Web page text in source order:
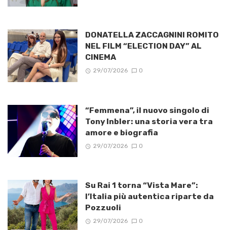
DONATELLA ZACCAGNINI ROMITO
NEL FILM “ELECTION DAY” AL
CINEMA
29/07/2026 0
“Femmena”, il nuovo singolo di
Tony Inbler: una storia vera tra
amore e biografia
29/07/2026 0
Su Rai 1 torna “Vista Mare”:
l’Italia più autentica riparte da
Pozzuoli
29/07/2026 0